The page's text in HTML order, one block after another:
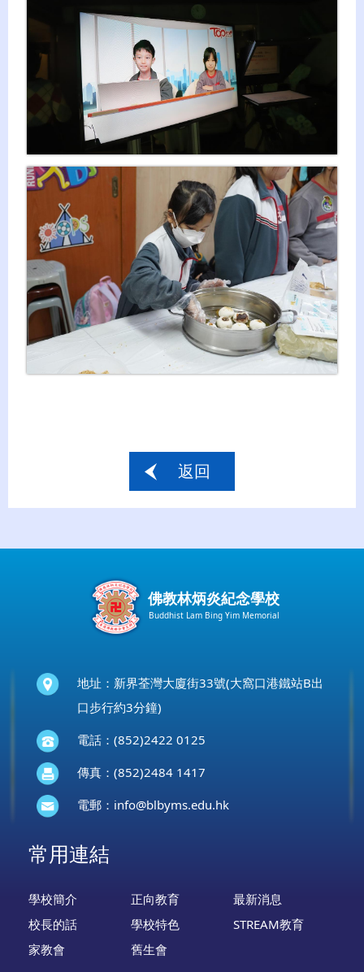
返回
佛教林炳炎紀念學校
Buddhist Lam Bing Yim Memorial
地址：新界荃灣大廈街33號(大窩口港鐵站B出
口步行約3分鐘)
電話：(852)2422 0125
傳真：(852)2484 1417
電郵： info@blbyms.edu.hk
常用連結
學校簡介 正向教育
最新消息
校長的話
學校特色
STREAM教育
家教會
舊生會